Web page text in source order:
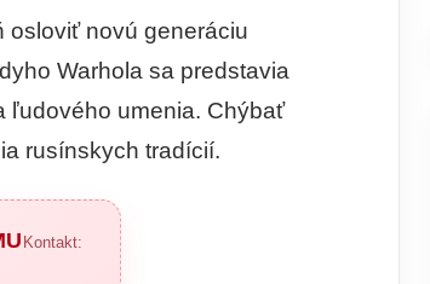
osloviť novú generáciu
Warhola sa predstavia
ľudového umenia. Chýbať
rusínskych tradícií.
Kontakt: